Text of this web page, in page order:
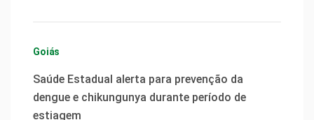
Goiás
Saúde Estadual alerta para prevenção da
dengue e chikungunya durante período de
estiagem